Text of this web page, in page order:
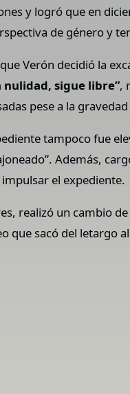
y logró que en
de género y
Verón decidió la
nulidad, sigue libre”,
pese a la
tampoco fue
Además,
el expediente.
realizó un cambio
que sacó del letargo